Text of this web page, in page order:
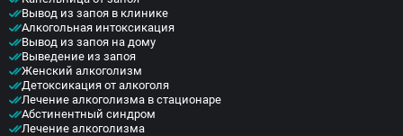
Вывод из запоя в клинике
Алкогольная интоксикация
Вывод из запоя на дому
Выведение из запоя
Женский алкоголизм
Детоксикация от алкоголя
Лечение алкоголизма в стационаре
Абстинентный синдром
Лечение алкоголизма